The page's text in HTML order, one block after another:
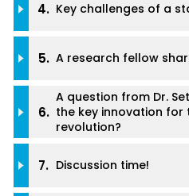
4. Key challenges of a
5. A research fellow
6.
A question from Dr.
the key innovation for
revolution?
7. Discussion time!